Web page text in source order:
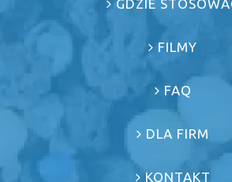
GDZIE
FILMY
FAQ
DLA FIRM
KONTAKT